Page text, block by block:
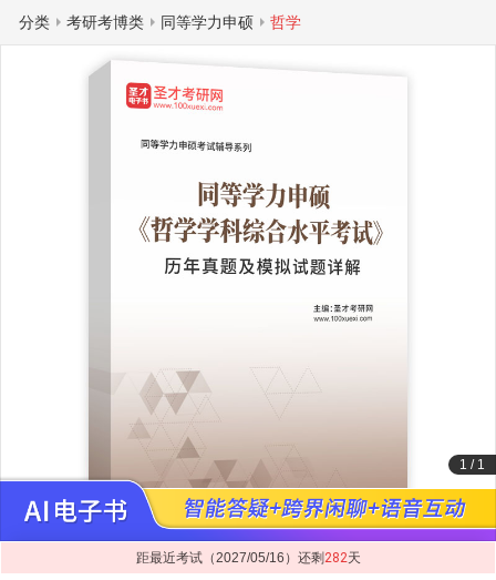
分类 考研考博类 同等学力申硕 哲学
1 / 1
距最近考试（2027/05/16）还剩 282天